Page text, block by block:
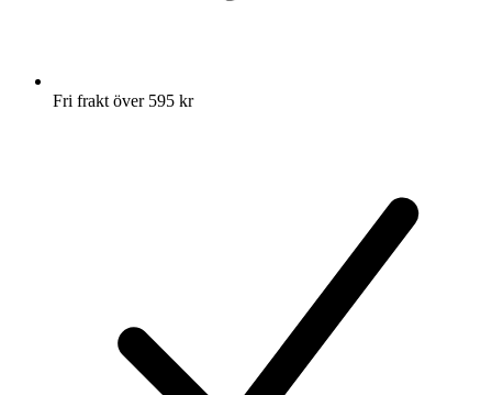
Fri frakt över 595 kr